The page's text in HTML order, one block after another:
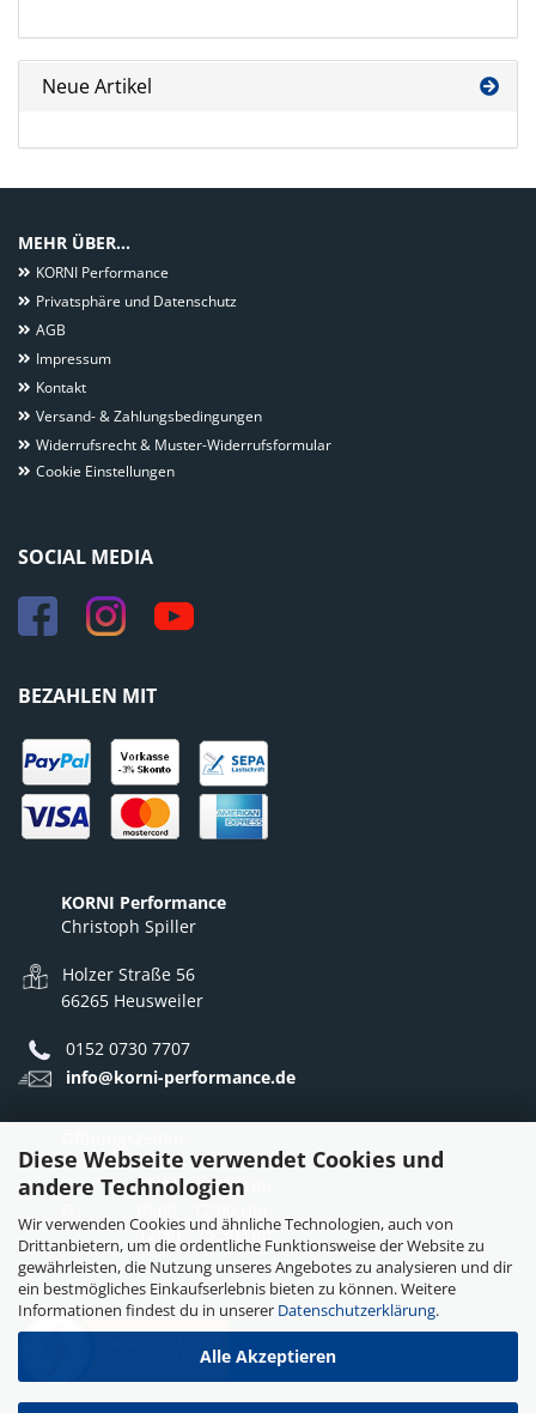
Diese Webseite verwendet Cookies und
andere Technologien
Wir verwenden Cookies und ähnliche Technologien, auch von
Drittanbietern, um die ordentliche Funktionsweise der Website zu
gewährleisten, die Nutzung unseres Angebotes zu analysieren und dir
ein bestmögliches Einkaufserlebnis bieten zu können. Weitere
Informationen findest du in unserer Datenschutzerklärung.
Alle Akzeptieren
Neue Artikel
MEHR ÜBER...
KORNI Performance
Privatsphäre und Datenschutz
AGB
Impressum
Kontakt
Versand- & Zahlungsbedingungen
Widerrufsrecht & Muster-Widerrufsformular
Cookie Einstellungen
SOCIAL MEDIA
BEZAHLEN MIT
KORNI Performance
Christoph Spiller
Holzer Straße 56
66265 Heusweiler
0152 0730 7707
info@korni-performance.de
Mo - Do: 10:00 - 12:00 Uhr
12:30 - 16:30 Uhr
12:30 - 15:30 Uhr